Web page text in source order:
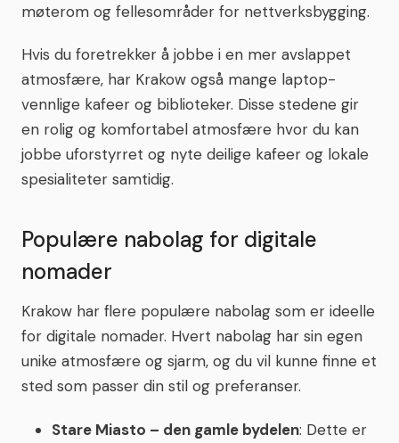
møterom og fellesområder for nettverksbygging.
Hvis du foretrekker å jobbe i en mer avslappet
atmosfære, har Krakow også mange laptop-
vennlige kafeer og biblioteker. Disse stedene gir
en rolig og komfortabel atmosfære hvor du kan
jobbe uforstyrret og nyte deilige kafeer og lokale
spesialiteter samtidig.
Populære nabolag for digitale
nomader
Krakow har flere populære nabolag som er ideelle
for digitale nomader. Hvert nabolag har sin egen
unike atmosfære og sjarm, og du vil kunne finne et
sted som passer din stil og preferanser.
Stare Miasto – den gamle bydelen: Dette er